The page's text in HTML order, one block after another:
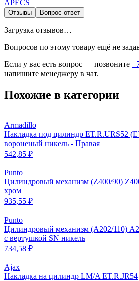
APECS
Отзывы Вопрос-ответ
Загрузка отзывов…
Вопросов по этому товару ещё не
Если у вас есть вопрос — позвоните
напишите менеджеру в чат.
Похожие в категории
Armadillo
Накладка под цилиндр ET.R.URS52
вороненый никель - Правая
542,85 ₽
Punto
Цилиндровый механизм (Z400/90)
хром
935,55 ₽
Punto
Цилиндровый механизм (A202/110)
с вертушкой SN никель
734,58 ₽
Ajax
Накладка на цилиндр LM/A ET.R.JR54